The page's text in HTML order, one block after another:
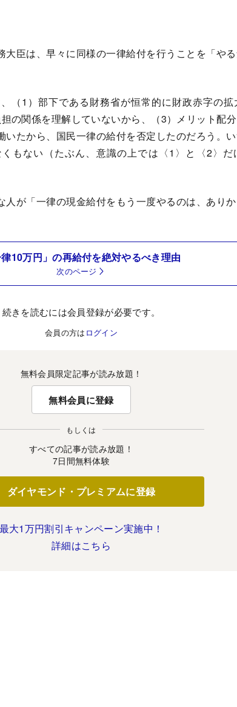
臣は、早々に同様の一律給付を行うことを「や
（1）部下である財務省が恒常的に財政赤字の拡
の関係を理解していないから、（3）メリット配
いたから、国民一律の給付を否定したのだろう。
もない（たぶん、意識の上では〈1〉と〈2〉だ
が「一律の現金給付をもう一度やるのは、ありか
律10万円」の再給付を絶対やるべき理由
次のページ
続きを読むには会員登録が必要です。
会員の方は ログイン
無料会員限定記事が読み放題！
無料会員に登録
もしくは
すべての記事が読み放題！
7日間無料体験
ダイヤモンド・プレミアムに登録
最大1万円割引キャンペーン実施中！
詳細はこちら